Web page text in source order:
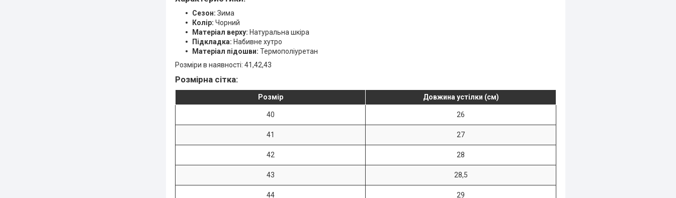
Сезон: Зима
Колір: Чорний
Матеріал верху: Натуральна шкіра
Підкладка: Набивне хутро
Матеріал підошви: Термополіуретан
Розміри в наявності: 41,42,43
Розмірна сітка:
Розмір Довжина устілки (см)
40 26
41 27
42 28
43 28,5
44 29